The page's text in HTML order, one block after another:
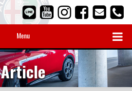
Menu
Article